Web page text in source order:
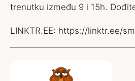
trenutku između 9 i 15h.
LINKTR.EE: https://linktr.ee/